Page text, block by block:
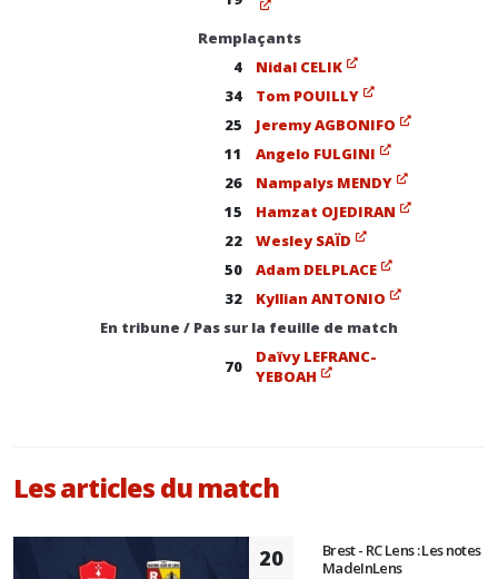
Remplaçants
4
Nidal CELIK
34
Tom POUILLY
25
Jeremy AGBONIFO
11
Angelo FULGINI
26
Nampalys MENDY
15
Hamzat OJEDIRAN
22
Wesley SAÏD
50
Adam DELPLACE
32
Kyllian ANTONIO
En tribune / Pas sur la feuille de match
70
Daïvy LEFRANC-
YEBOAH
Les articles du match
20
Brest - RC Lens : Les notes
MadeInLens